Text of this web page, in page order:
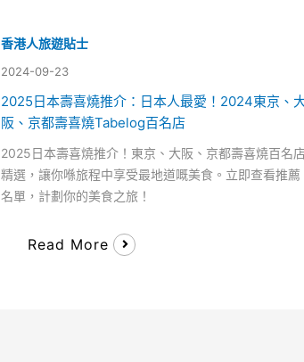
香港人旅遊貼士
2024-09-23
2025日本壽喜燒推介：日本人最愛！2024東京、
阪、京都壽喜燒Tabelog百名店
2025日本壽喜燒推介！東京、大阪、京都壽喜燒百名
精選，讓你喺旅程中享受最地道嘅美食。立即查看推薦
名單，計劃你的美食之旅！
Read More